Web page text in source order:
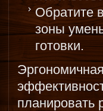
Обратите
зоны
готовки.
планировать